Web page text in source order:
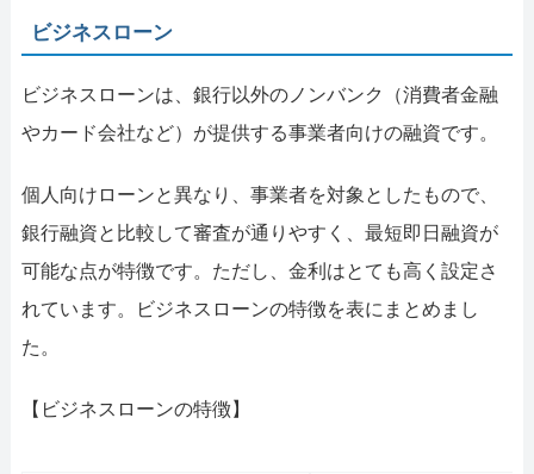
ビジネスローン
ビジネスローンは、銀行以外のノンバンク（消費者金融
やカード会社など）が提供する事業者向けの融資です。
個人向けローンと異なり、事業者を対象としたもので、
銀行融資と比較して審査が通りやすく、最短即日融資が
可能な点が特徴です。ただし、金利はとても高く設定さ
れています。ビジネスローンの特徴を表にまとめまし
た。
【ビジネスローンの特徴】